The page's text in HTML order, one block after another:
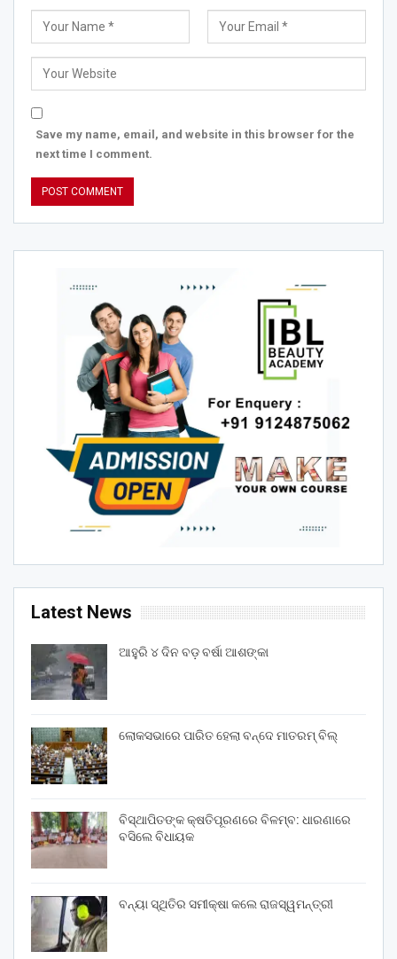
Save my name, email, and website in this browser for the
next time I comment.
Latest News
ଆହୁରି ୪ ଦିନ ବଡ଼ ବର୍ଷା ଆଶଙ୍କା
ଲୋକସଭାରେ ପାରିତ ହେଲା ବନ୍ଦେ ମାତରମ୍‌ ବିଲ୍‌
ବିସ୍ଥାପିତଙ୍କ କ୍ଷତିପୂରଣରେ ବିଳମ୍ବ: ଧାରଣାରେ
ବସିଲେ ବିଧାୟକ
ବନ୍ୟା ସ୍ଥିତିର ସମୀକ୍ଷା କଲେ ରାଜସ୍ୱମନ୍ତ୍ରୀ